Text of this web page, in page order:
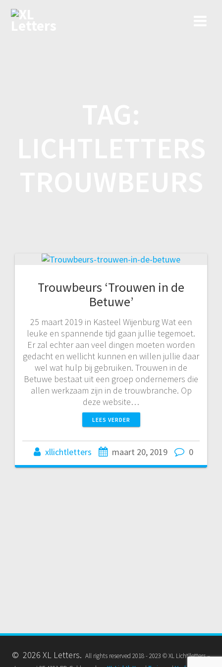
Trouwbeurs ‘Trouwen in de
Betuwe’
25 maart 2019 in Kasteel Wijenburg Wat een
leuke en spannende tijd gaan jullie tegemoet.
Er zal echter aan veel dingen moeten worden
gedacht en wellicht kunnen en willen jullie daar
wel wat hulp bij gebruiken. Trouwen in de
Betuwe bestaat uit een groep ondernemers die
allen werkzaam zijn in de trouwbranche. Op
deze website…
LEES VERDER
xllichtletters maart 20, 2019 0
© 2026 XL Letters. All rights reserved 2018 - 2023 © XL Lichtlletters –